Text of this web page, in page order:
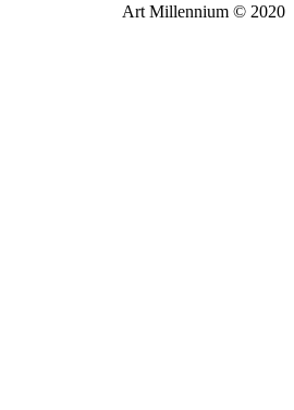
Art Millennium © 2020